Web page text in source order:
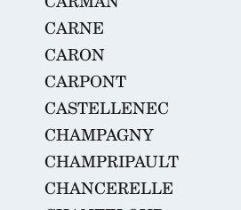
CARNE
CARON
CARPONT
CASTELLENEC
CHAMPAGNY
CHAMPRIPAULT
CHANCERELLE